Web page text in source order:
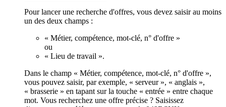
Pour lancer une recherche d'offres, vous devez saisir au moins
un des deux champs :
« Métier, compétence, mot-clé, n° d'offre »
ou
« Lieu de travail ».
Dans le champ « Métier, compétence, mot-clé, n° d'offre »,
vous pouvez saisir, par exemple, « serveur », « anglais »,
« brasserie » en tapant sur la touche « entrée » entre chaque
mot. Vous recherchez une offre précise ? Saisissez